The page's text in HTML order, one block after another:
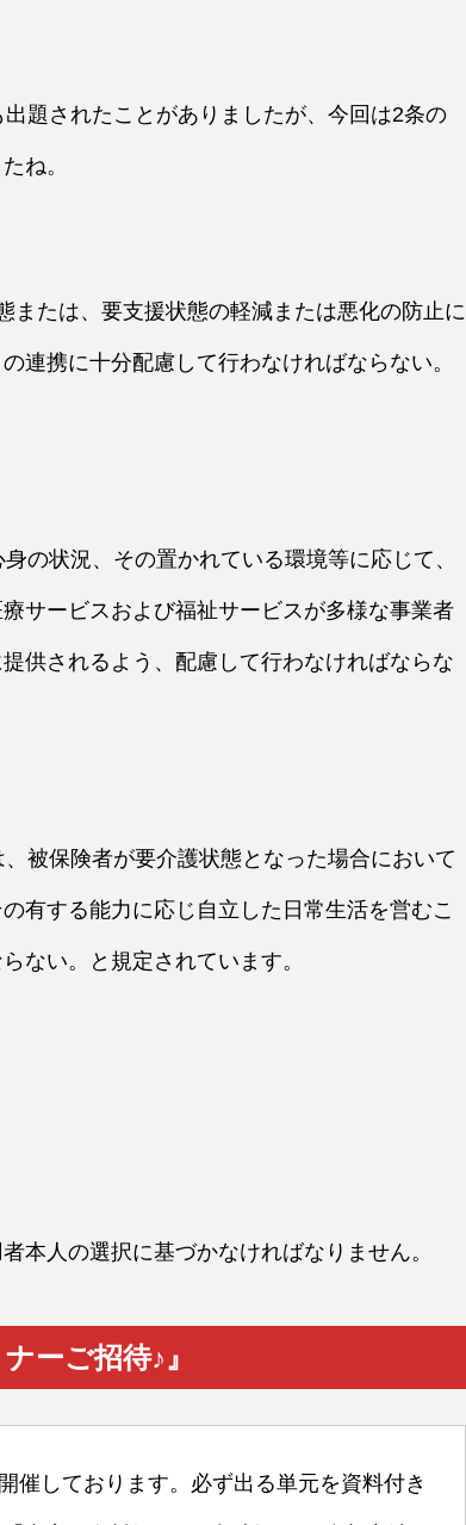
題されたことがありましたが、今回は2条の
ね。
または、要支援状態の軽減または悪化の防止に
連携に十分配慮して行わなければならない。
の状況、その置かれている環境等に応じて、
サービスおよび福祉サービスが多様な事業者
供されるよう、配慮して行わなければならな
被保険者が要介護状態となった場合において
有する能力に応じ自立した日常生活を営むこ
ない。と規定されています。
本人の選択に基づかなければなりません。
ーご招待♪』
催しております。必ず出る単元を資料付き